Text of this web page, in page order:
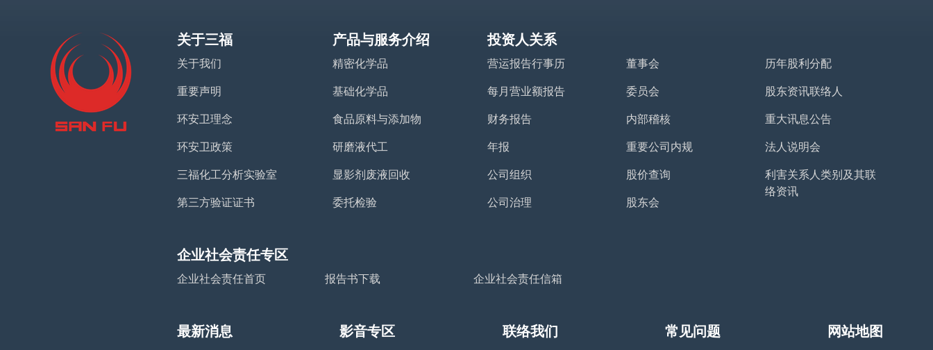
关于三福
关于我们
重要声明
环安卫理念
环安卫政策
三福化工分析实验室
第三方验证证书
产品与服务介绍
精密化学品
基础化学品
食品原料与添加物
研磨液代工
显影剂废液回收
委托检验
最新消息
投资人关系
营运报告行事历
每月营业额报告
财务报告
年报
公司组织
公司治理
董事会
委员会
内部稽核
重要公司内规
股价查询
股东会
历年股利分配
股东资讯联络人
重大讯息公告
法人说明会
利害关系人类别及其联
络资讯
影音专区
企业社会责任专区
企业社会责任首页 报告书下载 企业社会责任信箱
联络我们 常见问题 网站地图